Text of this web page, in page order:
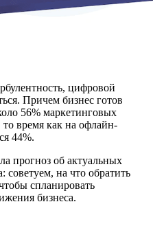
цифровой
Причем бизнес готов
56% маркетинговых
то время как на офлайн-
44%.
прогноз об актуальных
советуем, на что обратить
спланировать
бизнеса.